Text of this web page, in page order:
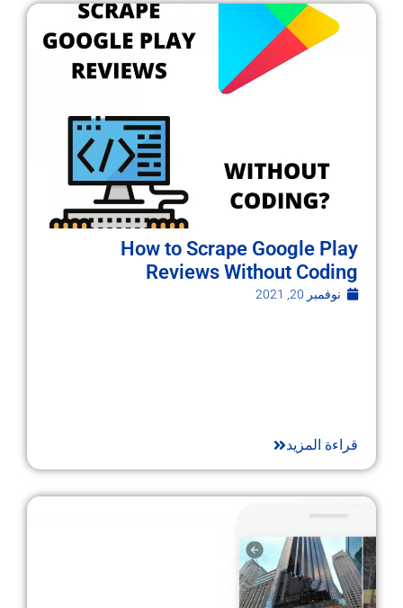
How to Scrape Google Play
Reviews Without Coding
نوفمبر 20, 2021
قراءة المزيد